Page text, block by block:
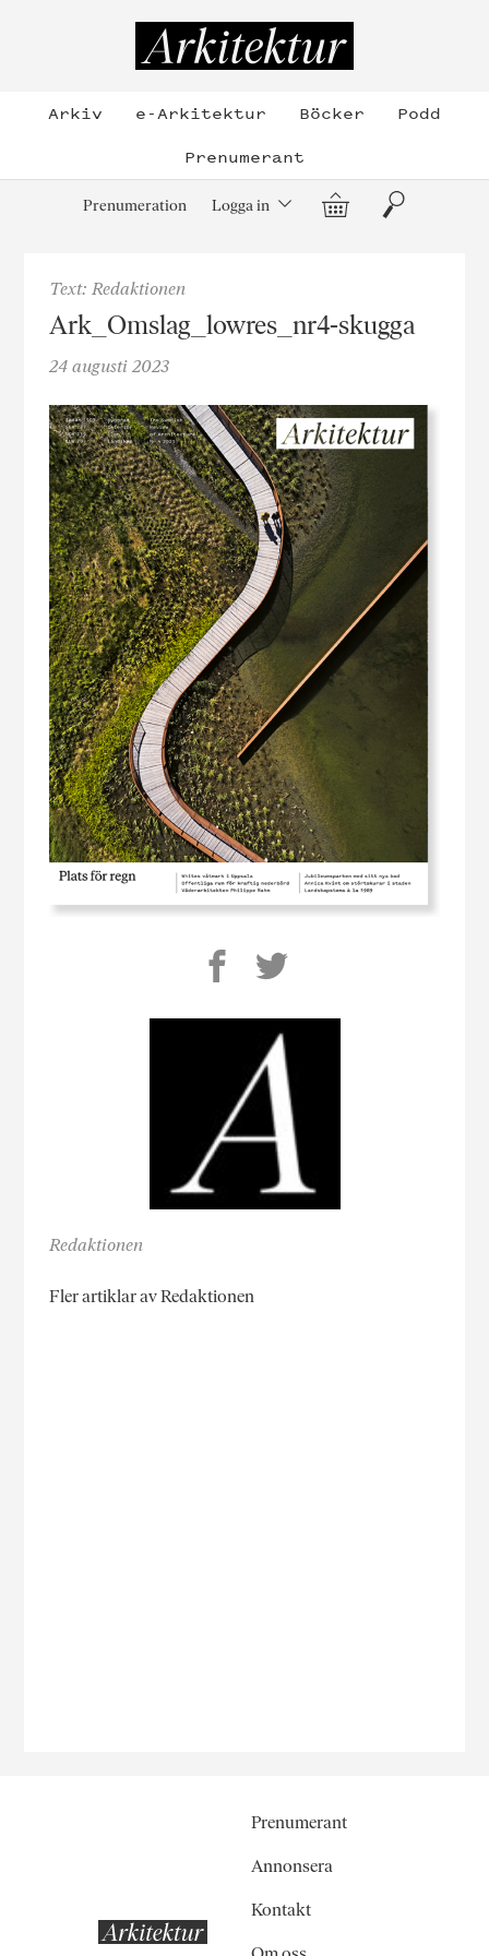
Arkiv e-Arkitektur Böcker
Podd
Prenumerant
Prenumeration Logga in Varukorg
Sök
Text: Redaktionen
Ark_Omslag_lowres_nr4-skugga
24 augusti 2023
Redaktionen
Fler artiklar av Redaktionen
Prenumerant
Annonsera
Kontakt